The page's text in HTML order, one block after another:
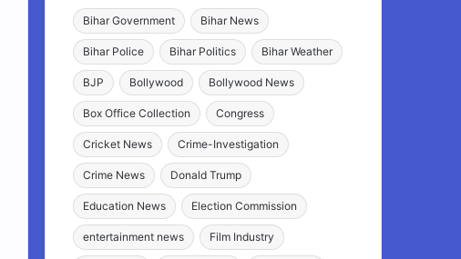
Bihar Government Bihar News
Bihar Police Bihar Politics Bihar Weather
BJP Bollywood Bollywood News
Box Office Collection Congress
Cricket News Crime-Investigation
Crime News Donald Trump
Education News Election Commission
entertainment news Film Industry